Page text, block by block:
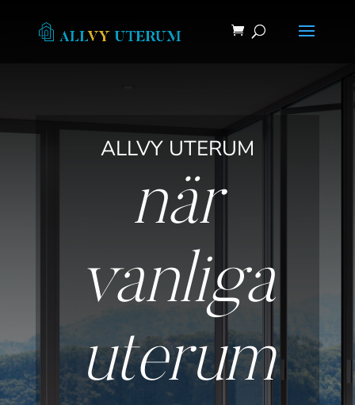
ALLVY UTERUM
när
vanliga
uterum